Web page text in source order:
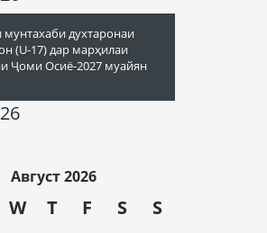
духтаронаи
(U-17) дар марҳилаи
Ҷоми Осиё-2027 муайян
Август 2026
W T F S S